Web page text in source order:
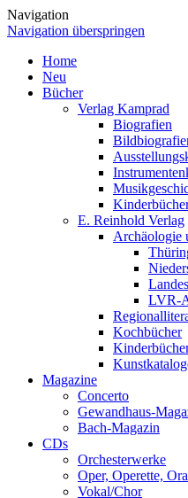
Navigation
Navigation überspringen
Home
Neu
Bücher
Verlag Kamprad
Biografien
E. Reinhold Verlag
Archäologie
LVR-
Kochbücher
Magazine
Concerto
Gewandhaus-
Bach-Magazin
CDs
Orchesterwerke
Oper, Operette,
Vokal/Chor